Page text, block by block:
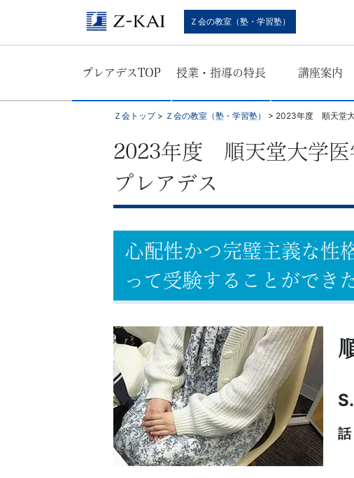
関
Ｚ会の教室（塾・学習塾）
プレアデスTOP 授業・指導の特長 講座案内
Ｚ会トップ> Ｚ会の教室（塾・学習塾） > 2023年度 順天堂大
2023年度 順天堂大学医
プレアデス
心配性かつ完璧主義な性
って受験することができ
話